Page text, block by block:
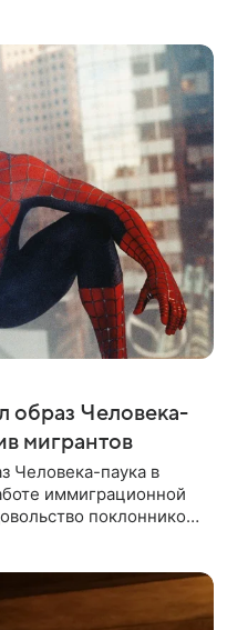
образ Человека-
мигрантов
Человека-паука в
иммиграционной
поклонников